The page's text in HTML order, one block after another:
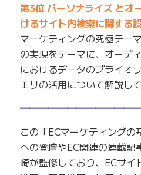
第3位 パーソナライズ とオ
けるサイト内検索に関する
マーケティングの究極テー
の実現をテーマに、オーデ
におけるデータのプライオ
エリの活用について解説して
この「ECマーケティングの
への登壇やEC関連の連載記
崎が監修しており、ECサイ